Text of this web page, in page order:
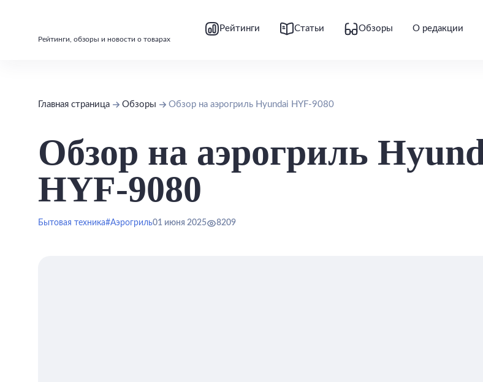
Рейтинги, обзоры и новости о товарах
Рейтинги Статьи Обзоры О редакции
Главная страница Обзоры Обзор на аэрогриль Hyundai HYF-9080
Обзор на аэрогриль
HYF-9080
Бытовая техника#Аэрогриль01 июня 2025 8209